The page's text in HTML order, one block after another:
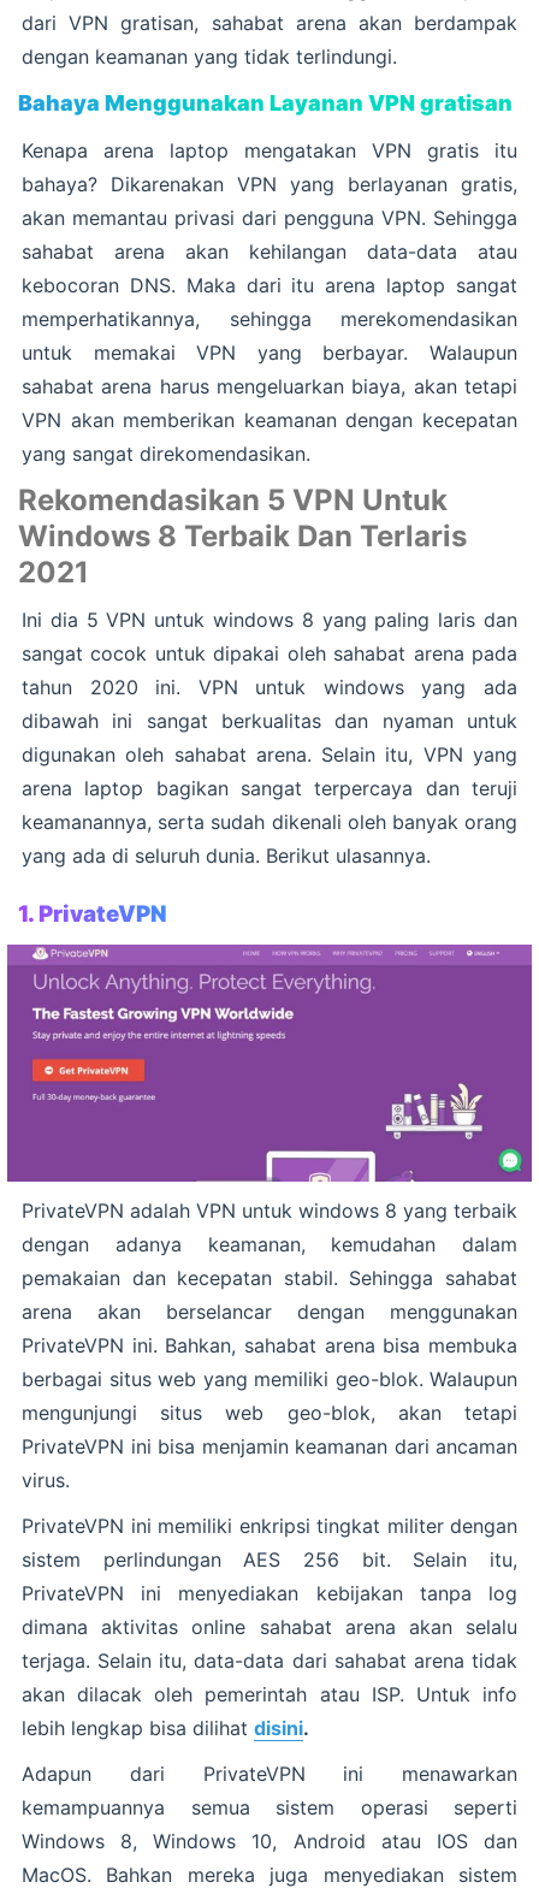
dari VPN gratisan, sahabat arena akan berdampak
dengan keamanan yang tidak terlindungi.
Bahaya Menggunakan Layanan VPN gratisan
Kenapa arena laptop mengatakan VPN gratis itu
bahaya? Dikarenakan VPN yang berlayanan gratis,
akan memantau privasi dari pengguna VPN. Sehingga
sahabat arena akan kehilangan data-data atau
kebocoran DNS. Maka dari itu arena laptop sangat
memperhatikannya, sehingga merekomendasikan
untuk memakai VPN yang berbayar. Walaupun
sahabat arena harus mengeluarkan biaya, akan tetapi
VPN akan memberikan keamanan dengan kecepatan
yang sangat direkomendasikan.
Rekomendasikan 5 VPN Untuk
Windows 8 Terbaik Dan Terlaris
2021
Ini dia 5 VPN untuk windows 8 yang paling laris dan
sangat cocok untuk dipakai oleh sahabat arena pada
tahun 2020 ini. VPN untuk windows yang ada
dibawah ini sangat berkualitas dan nyaman untuk
digunakan oleh sahabat arena. Selain itu, VPN yang
arena laptop bagikan sangat terpercaya dan teruji
keamanannya, serta sudah dikenali oleh banyak orang
yang ada di seluruh dunia. Berikut ulasannya.
1. PrivateVPN
PrivateVPN adalah VPN untuk windows 8 yang terbaik
dengan adanya keamanan, kemudahan dalam
pemakaian dan kecepatan stabil. Sehingga sahabat
arena akan berselancar dengan menggunakan
PrivateVPN ini. Bahkan, sahabat arena bisa membuka
berbagai situs web yang memiliki geo-blok. Walaupun
mengunjungi situs web geo-blok, akan tetapi
PrivateVPN ini bisa menjamin keamanan dari ancaman
virus.
PrivateVPN ini memiliki enkripsi tingkat militer dengan
sistem perlindungan AES 256 bit. Selain itu,
PrivateVPN ini menyediakan kebijakan tanpa log
dimana aktivitas online sahabat arena akan selalu
terjaga. Selain itu, data-data dari sahabat arena tidak
akan dilacak oleh pemerintah atau ISP. Untuk info
lebih lengkap bisa dilihat disini.
Adapun dari PrivateVPN ini menawarkan
kemampuannya semua sistem operasi seperti
Windows 8, Windows 10, Android atau IOS dan
MacOS. Bahkan mereka juga menyediakan sistem